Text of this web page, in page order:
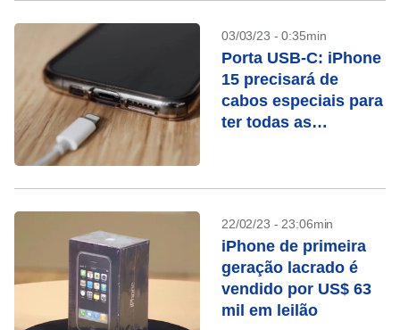
03/03/23 - 0:35min
Porta USB-C: iPhone
15 precisará de
cabos especiais para
ter todas as
22/02/23 - 23:06min
iPhone de primeira
geração lacrado é
vendido por US$ 63
mil em leilão